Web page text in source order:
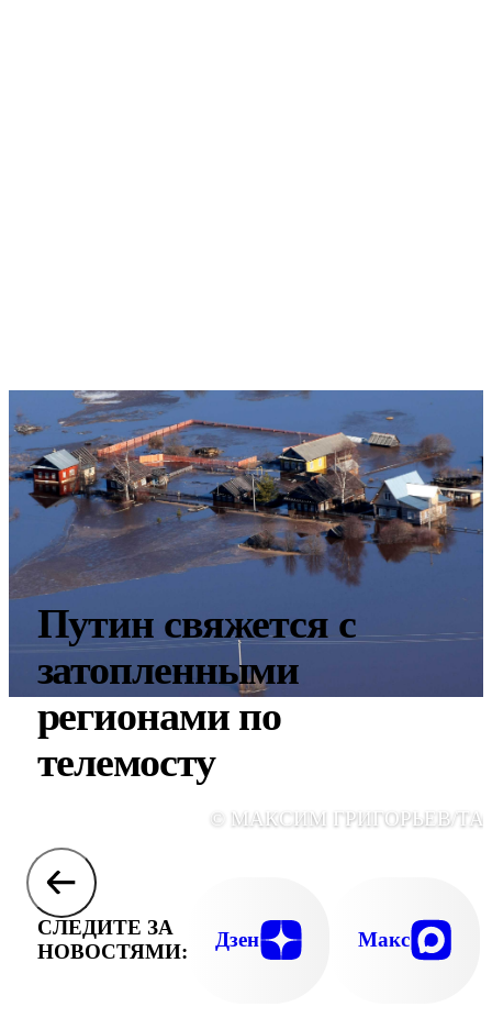
Путин свяжется с
затопленными
регионами по
телемосту
© МАКСИМ ГРИГОРЬЕВ/
СЛЕДИТЕ ЗА
НОВОСТЯМИ:
Дзен Макс